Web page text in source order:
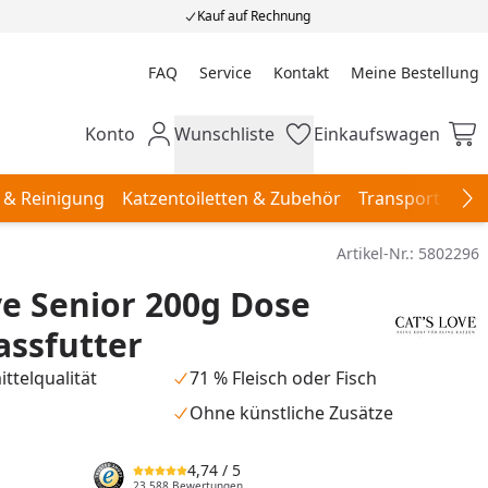
Kauf auf Rechnung
FAQ Service Kontakt Meine Bestellung
Meine Bestellung
Mein Konto
Konto Wunschliste
Wunschliste Einkaufswagen
Einkaufswagen
Reinigung Katzentoiletten & Zubehör Transport &
Artikel-Nr.: 5802296
Senior 200g Dose
71 % Fleisch oder Fisch
Ohne künstliche Zusätze
4,74 / 5